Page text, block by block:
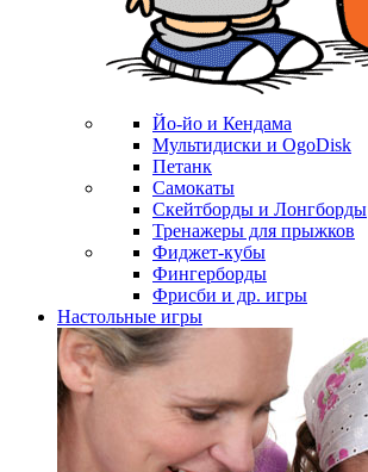
Йо-йо и Кендама
Мультидиски и OgoDisk
Петанк
Самокаты
Скейтборды и Лонгборды
Тренажеры для прыжков
Фиджет-кубы
Фингерборды
Фрисби и др. игры
Настольные игры